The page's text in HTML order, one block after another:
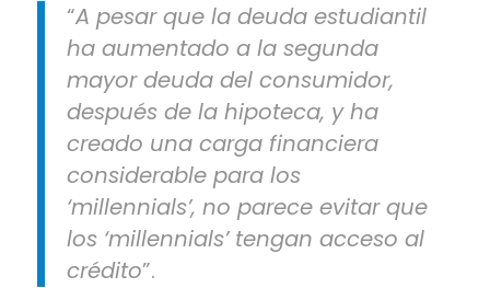
“A pesar que la deuda estudiantil
ha aumentado a la segunda
mayor deuda del consumidor,
después de la hipoteca, y ha
creado una carga financiera
considerable para los
‘millennials’, no parece evitar que
los ‘millennials’ tengan acceso al
crédito”.